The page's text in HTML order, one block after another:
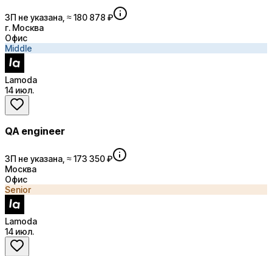
ЗП не указана, ≈ 180 878 ₽
г. Москва
Офис
Middle
Lamoda
14 июл.
QA engineer
ЗП не указана, ≈ 173 350 ₽
Москва
Офис
Senior
Lamoda
14 июл.